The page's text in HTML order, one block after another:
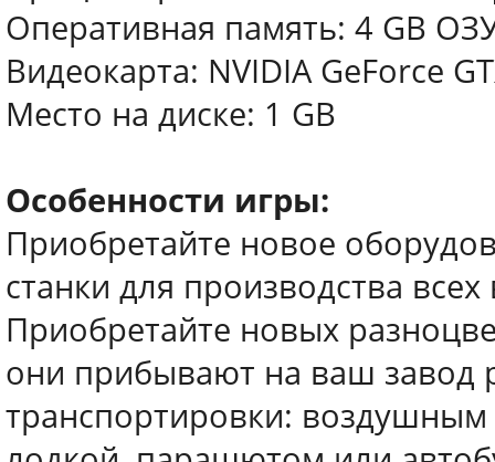
Оперативная память: 4 GB
Видеокарта: NVIDIA GeForce
Место на диске: 1 GB
Особенности игры:
Приобретайте новое
станки для производства
Приобретайте новых
они прибывают на ваш завод
транспортировки: